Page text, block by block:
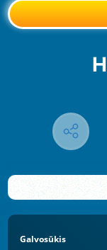
Galvosūkis